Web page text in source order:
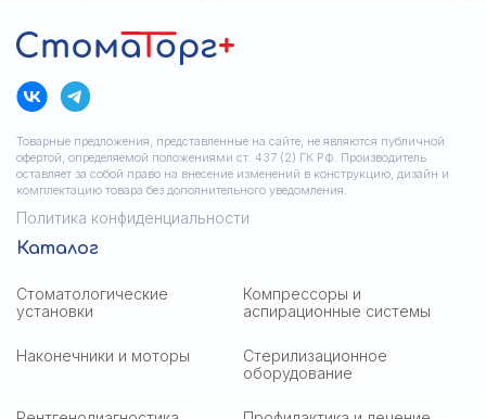
Товарные предложения, представленные на сайте, не являются публичной
офертой, определяемой положениями ст. 437 (2) ГК РФ. Производитель
оставляет за собой право на внесение изменений в конструкцию, дизайн и
комплектацию товара без дополнительного уведомления.
Политика конфиденциальности
Каталог
Стоматологические
установки
Компрессоры и
аспирационные системы
Наконечники и моторы
Стерилизационное
оборудование